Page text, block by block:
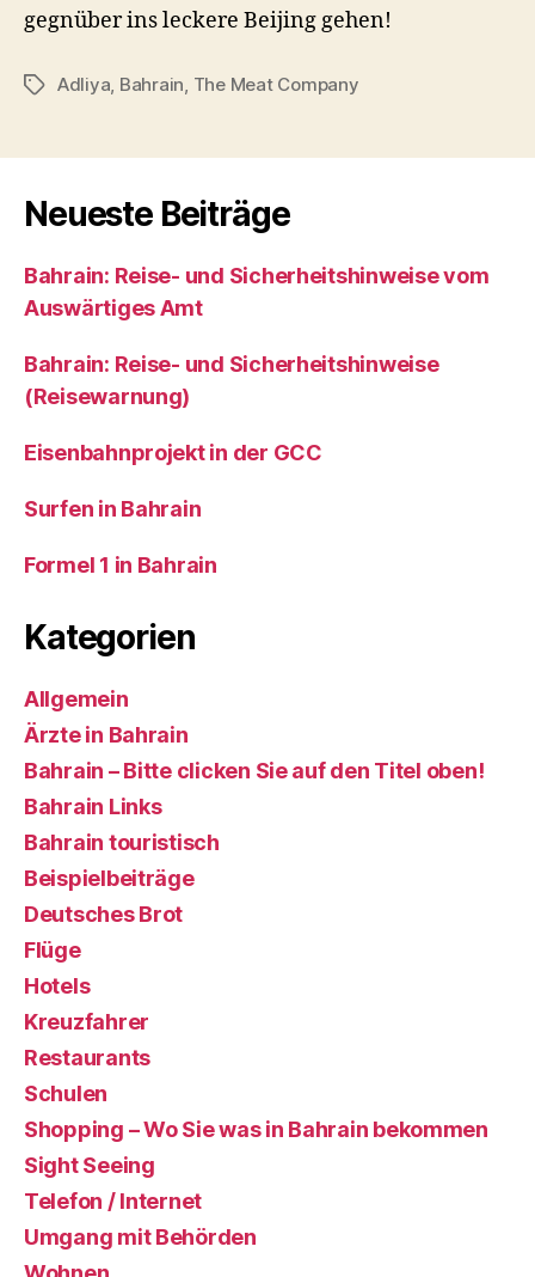
gegnüber ins leckere Beijing gehen!
Schlagwörter
Adliya, Bahrain, The Meat Company
Neueste Beiträge
Bahrain: Reise- und Sicherheitshinweise vom
Auswärtiges Amt
Bahrain: Reise- und Sicherheitshinweise
(Reisewarnung)
Eisenbahnprojekt in der GCC
Surfen in Bahrain
Formel 1 in Bahrain
Kategorien
Allgemein
Ärzte in Bahrain
Bahrain – Bitte clicken Sie auf den Titel oben!
Bahrain Links
Bahrain touristisch
Beispielbeiträge
Deutsches Brot
Flüge
Hotels
Kreuzfahrer
Restaurants
Schulen
Shopping – Wo Sie was in Bahrain bekommen
Sight Seeing
Telefon / Internet
Umgang mit Behörden